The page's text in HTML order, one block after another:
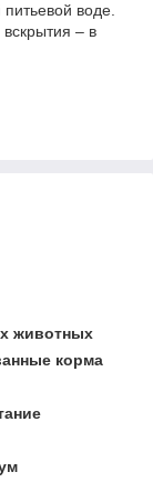
питьевой воде.
– в
животных
корма